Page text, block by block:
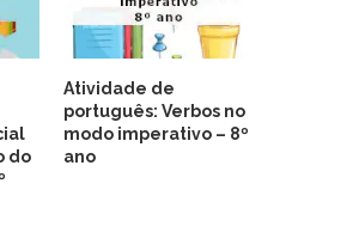
do
Atividade de
português: Verbos no
modo imperativo – 8º
ano